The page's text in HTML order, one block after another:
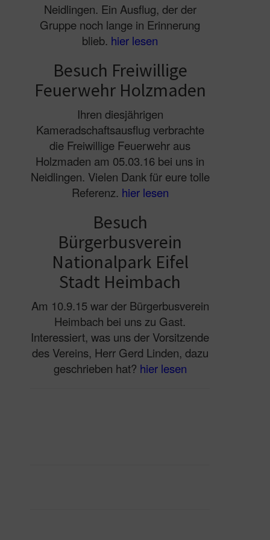
Neidlingen. Ein Ausflug, der der
Gruppe noch lange in Erinnerung
blieb. hier lesen
Besuch Freiwillige
Feuerwehr Holzmaden
Ihren diesjährigen
Kameradschaftsausflug verbrachte
die Freiwillige Feuerwehr aus
Holzmaden am 05.03.16 bei uns in
Neidlingen. Vielen Dank für eure tolle
Referenz. hier lesen
Besuch
Bürgerbusverein
Nationalpark Eifel
Stadt Heimbach
Am 10.9.15 war der Bürgerbusverein
Heimbach bei uns zu Gast.
Interessiert, was uns der Vorsitzende
des Vereins, Herr Gerd Linden, dazu
geschrieben hat? hier lesen